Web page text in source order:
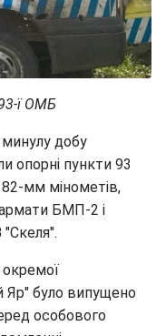
ї ОМБ
добу
опорні пункти 93
мм мінометів,
БМП-2 і
окремої
Яр" було випущено
особового